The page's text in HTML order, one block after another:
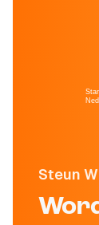
Steun